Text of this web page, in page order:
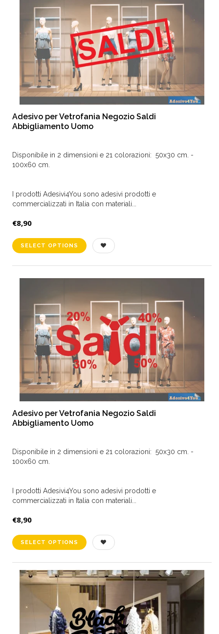
Adesivo per Vetrofania Negozio Saldi
Abbigliamento Uomo
Disponibile in 2 dimensioni e 21 colorazioni: 50x30 cm. -
100x60 cm.
I prodotti Adesivi4You sono adesivi prodotti e
commercializzati in Italia con materiali...
€8,90
Adesivo per Vetrofania Negozio Saldi
Abbigliamento Uomo
Disponibile in 2 dimensioni e 21 colorazioni: 50x30 cm. -
100x60 cm.
I prodotti Adesivi4You sono adesivi prodotti e
commercializzati in Italia con materiali...
€8,90